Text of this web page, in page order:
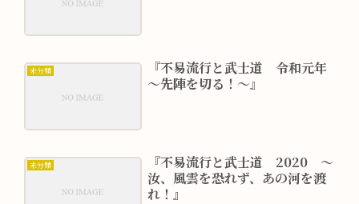
未分類
『不易流行と武士道 令和元年
～先陣を切る！～』
未分類
『不易流行と武士道 2020 ～
汝、風雲を恐れず、あの河を渡
れ！』